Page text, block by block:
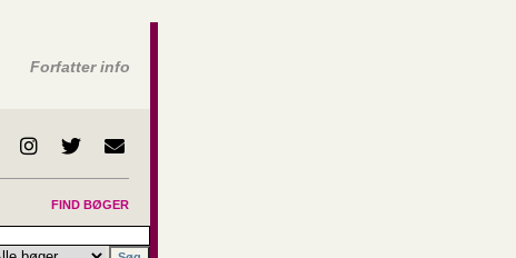
Forfatter info
FIND BØGER